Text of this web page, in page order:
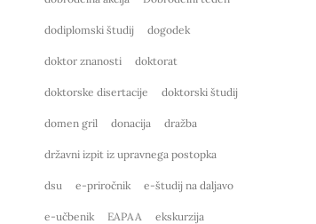
dodiplomski študij dogodek
doktor znanosti doktorat
doktorske disertacije doktorski študij
domen gril donacija dražba
državni izpit iz upravnega postopka
dsu e-priročnik e-študij na daljavo
e-učbenik EAPAA ekskurzija